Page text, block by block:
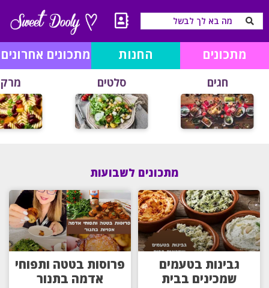
מתכונים החנות מתכונים אחרונים
חגים סלטים
מתכונים לשבועות
גבינות בטעמים
שמכינים בבית
פרוסות בטטה ותפוחי
אדמה בתנור